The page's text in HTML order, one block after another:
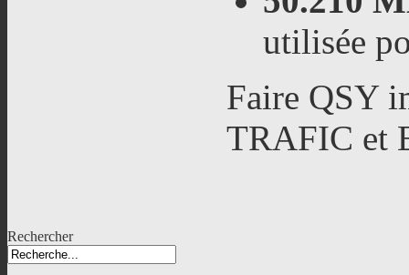
utilisée
Faire QSY
TRAFIC et
Rechercher